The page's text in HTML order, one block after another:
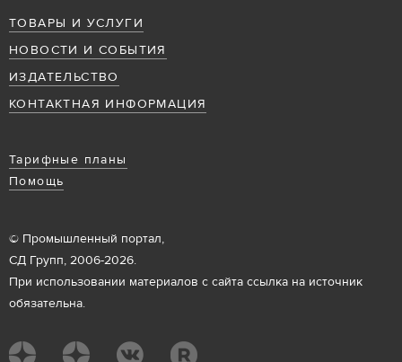
ТОВАРЫ И УСЛУГИ
НОВОСТИ И СОБЫТИЯ
ИЗДАТЕЛЬСТВО
КОНТАКТНАЯ ИНФОРМАЦИЯ
Тарифные планы
Помощь
© Промышленный портал,
СД Групп, 2006-2026.
При использовании материалов с сайта ссылка на источник
обязательна.